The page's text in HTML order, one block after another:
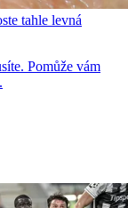
tahle levná
Pomůže vám